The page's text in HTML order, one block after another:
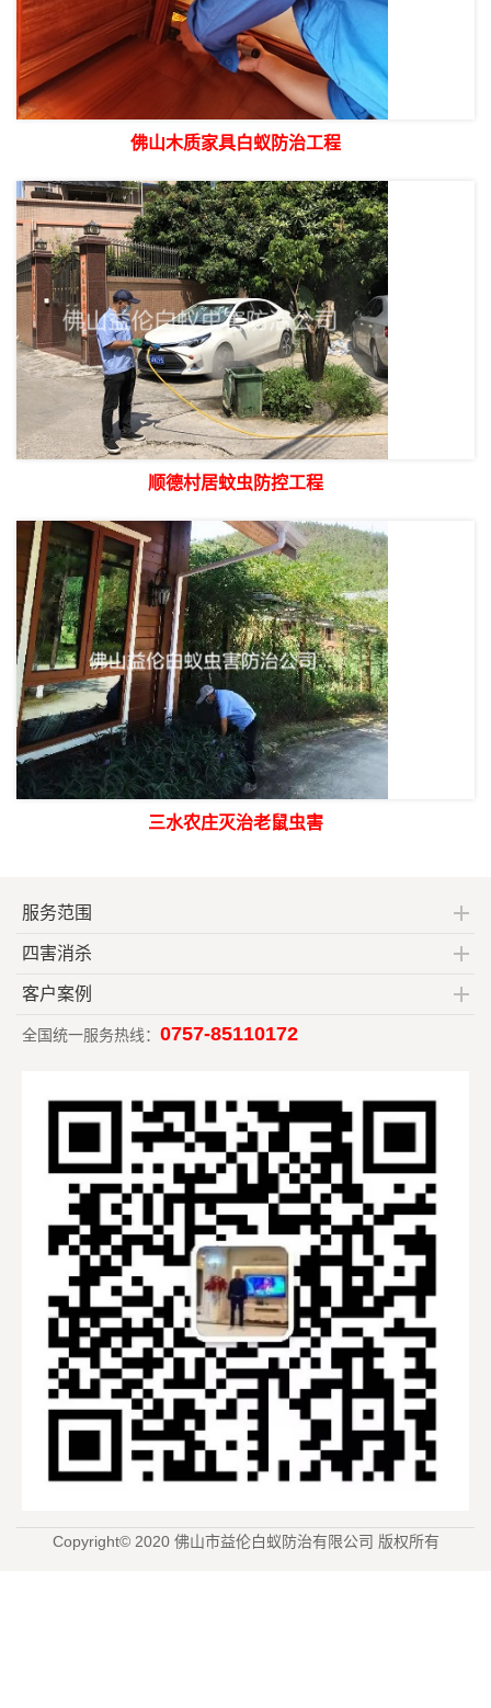
佛山木质家具白蚁防治工程
顺德村居蚊虫防控工程
三水农庄灭治老鼠虫害
服务范围
四害消杀
客户案例
全国统一服务热线： 0757-85110172
Copyright© 2020 佛山市益伦白蚁防治有限公司 版权所有